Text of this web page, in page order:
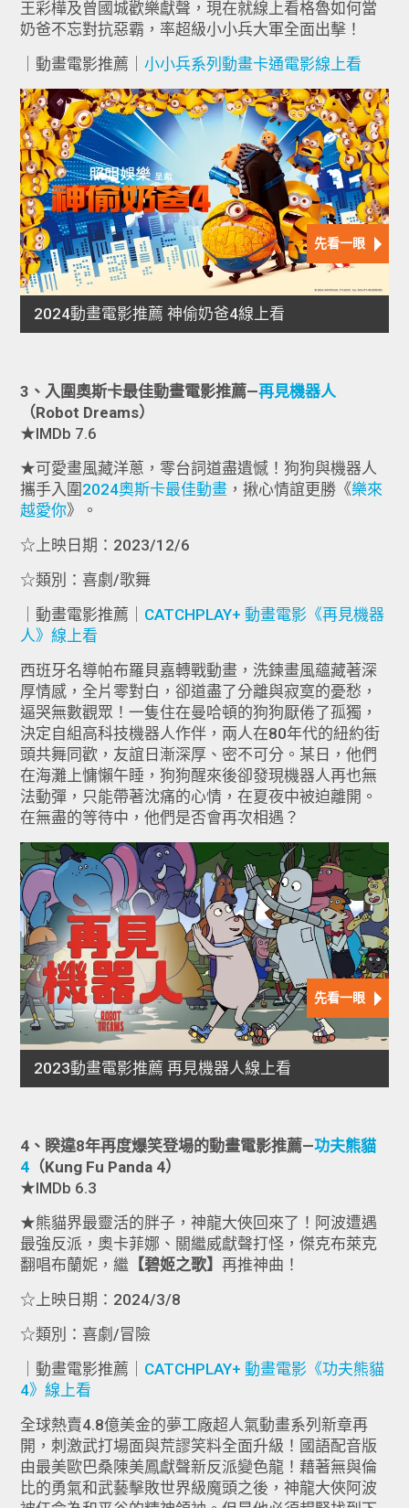
王彩樺及曾國城歡樂獻聲，現在就線上看格魯如何當
奶爸不忘對抗惡霸，率超級小小兵大軍全面出擊！
｜動畫電影推薦｜小小兵系列動畫卡通電影線上看
3、入圍奧斯卡最佳動畫電影推薦—再見機器人
（Robot Dreams）
★IMDb 7.6
★可愛畫風藏洋蔥，零台詞道盡遺憾！狗狗與機器人
攜手入圍 2024奧斯卡最佳動畫 ，揪心情誼更勝《樂來
越愛你》。
☆上映日期：2023/12/6
☆類別：喜劇/歌舞
｜動畫電影推薦｜ CATCHPLAY+ 動畫電影《再見機器
人》線上看
西班牙名導帕布羅貝嘉轉戰動畫，洗鍊畫風蘊藏著深
厚情感，全片零對白，卻道盡了分離與寂寞的憂愁，
逼哭無數觀眾！一隻住在曼哈頓的狗狗厭倦了孤獨，
決定自組高科技機器人作伴，兩人在80年代的紐約街
頭共舞同歡，友誼日漸深厚、密不可分。某日，他們
在海灘上慵懶午睡，狗狗醒來後卻發現機器人再也無
法動彈，只能帶著沈痛的心情，在夏夜中被迫離開。
在無盡的等待中，他們是否會再次相遇？
4、睽違8年再度爆笑登場的動畫電影推薦—功夫熊貓
4 （Kung Fu Panda 4）
★IMDb 6.3
★熊貓界最靈活的胖子，神龍大俠回來了！阿波遭遇
最強反派，奧卡菲娜、關繼威獻聲打怪，傑克布萊克
翻唱布蘭妮，繼 【碧姬之歌】再推神曲！
☆上映日期：2024/3/8
☆類別：喜劇/冒險
｜動畫電影推薦｜ CATCHPLAY+ 動畫電影《功夫熊貓
4》線上看
全球熱賣4.8億美金的夢工廠超人氣動畫系列新章再
開，刺激武打場面與荒謬笑料全面升級！國語配音版
由最美歐巴桑陳美鳳獻聲新反派變色龍！藉著無與倫
比的勇氣和武藝擊敗世界級魔頭之後，神龍大俠阿波